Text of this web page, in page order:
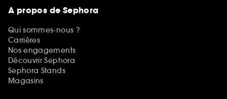
A propos de Sephora
Qui sommes-nous ?
Carrières
Nos engagements
Découvrir Sephora
Sephora Stands
Magasins